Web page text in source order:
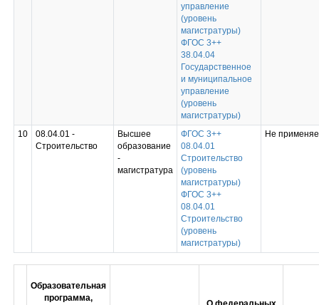
управление
(уровень
магистратуры)
ФГОС 3++
38.04.04
Государственное
и муниципальное
управление
(уровень
магистратуры)
10
08.04.01 -
Строительство
Высшее
образование
-
магистратура
ФГОС 3++
08.04.01
Строительство
(уровень
магистратуры)
ФГОС 3++
08.04.01
Строительство
(уровень
магистратуры)
Не
Образовательная
программа,